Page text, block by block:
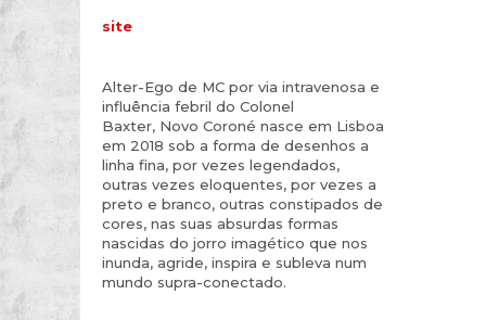
site
Alter-Ego de MC por via intravenosa e
influência febril do Colonel
Baxter, Novo Coroné nasce em Lisboa
em 2018 sob a forma de desenhos a
linha fina, por vezes legendados,
outras vezes eloquentes, por vezes a
preto e branco, outras constipados de
cores, nas suas absurdas formas
nascidas do jorro imagético que nos
inunda, agride, inspira e subleva num
mundo supra-conectado.